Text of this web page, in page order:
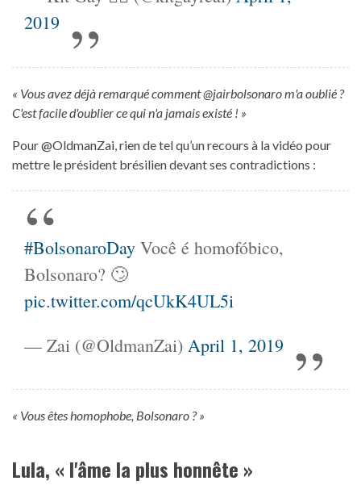
2019
« Vous avez déjà remarqué comment @jairbolsonaro m'a oublié ?
C'est facile d'oublier ce qui n'a jamais existé ! »
Pour @OldmanZai, rien de tel qu’un recours à la vidéo pour
mettre le président brésilien devant ses contradictions :
#BolsonaroDay Você é homofóbico,
Bolsonaro? 🙄
pic.twitter.com/qcUkK4UL5i
— Zai (@OldmanZai) April 1, 2019
« Vous êtes homophobe, Bolsonaro ? »
Lula, « l'âme la plus honnête »